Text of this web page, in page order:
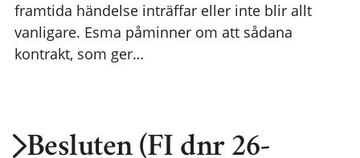
framtida händelse inträffar eller inte blir allt
vanligare. Esma påminner om att sådana
kontrakt, som ger…
Besluten (FI dnr 26-